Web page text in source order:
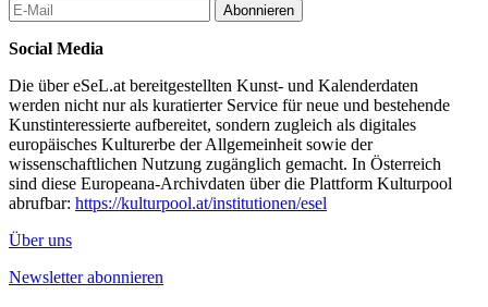
Abonnieren
Social Media
Die über eSeL.at bereitgestellten Kunst- und Kalenderdaten
werden nicht nur als kuratierter Service für neue und bestehende
Kunstinteressierte aufbereitet, sondern zugleich als digitales
europäisches Kulturerbe der Allgemeinheit sowie der
wissenschaftlichen Nutzung zugänglich gemacht. In Österreich
sind diese Europeana-Archivdaten über die Plattform Kulturpool
abrufbar: https://kulturpool.at/institutionen/esel
Über uns
Newsletter abonnieren